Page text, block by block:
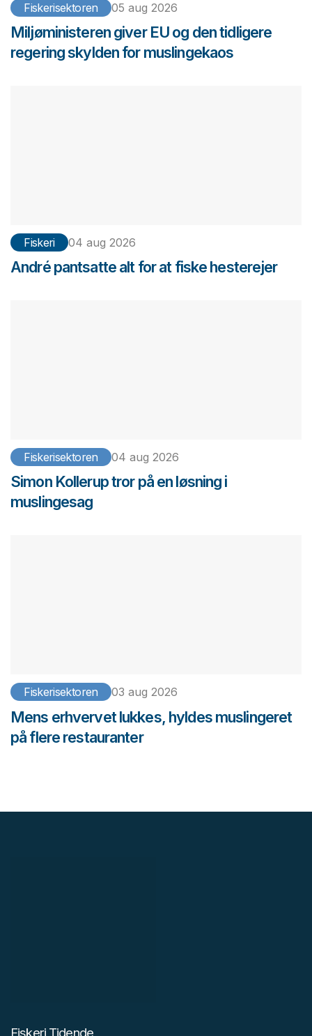
Fiskerisektoren 05 aug 2026
Miljøministeren giver EU og den tidligere
regering skylden for muslingekaos
Fiskeri 04 aug 2026
André pantsatte alt for at fiske hesterejer
Fiskerisektoren 04 aug 2026
Simon Kollerup tror på en løsning i
muslingesag
Fiskerisektoren 03 aug 2026
Mens erhvervet lukkes, hyldes muslingeret
på flere restauranter
Fiskeri Tidende